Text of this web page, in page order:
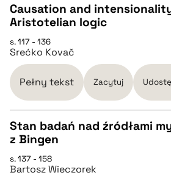
pobierz cytat
pobierz cytat
BIBTEX
pobierz cytat
Causation and
Aristotelian logic
s. 117 - 136
Srećko Kovač
Pełny tekst Zacytuj
CZYSTY TEKST
Stan badań nad źródłami
z Bingen
s. 137 - 158
Bartosz Wieczorek